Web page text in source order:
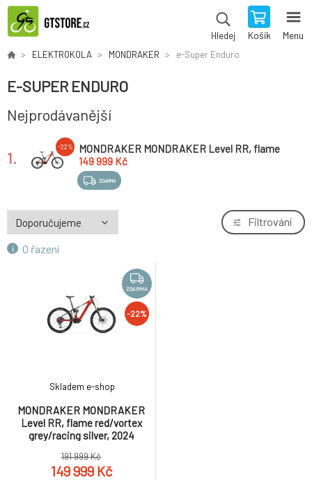
Hledej Košík Menu
ELEKTROKOLA MONDRAKER e-Super Enduro
E-SUPER ENDURO
Nejprodávanější
1.
ZDARMA
-22%
MONDRAKER MONDRAKER Level RR, flame
red/vortex grey/racing silver, 2024
149 999 Kč
O řazení
Filtrování
ZDARMA
-22%
MONDRAKER MONDRAKER
Level RR, flame red/vortex
grey/racing silver, 2024
Skladem e-shop
191 999 Kč
149 999 Kč